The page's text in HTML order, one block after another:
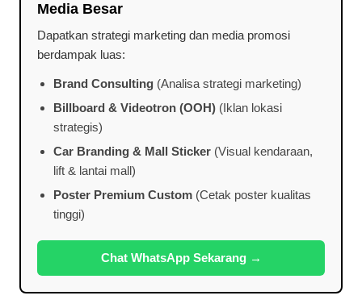
Media Besar
Dapatkan strategi marketing dan media promosi
berdampak luas:
Brand Consulting (Analisa strategi marketing)
Billboard & Videotron (OOH) (Iklan lokasi
strategis)
Car Branding & Mall Sticker (Visual kendaraan,
lift & lantai mall)
Poster Premium Custom (Cetak poster kualitas
tinggi)
Chat WhatsApp Sekarang →